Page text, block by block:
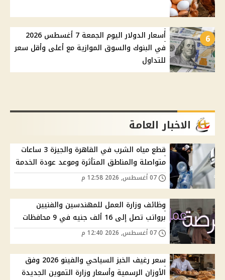
6
أسعار الدولار اليوم الجمعة 7 أغسطس 2026
في البنوك والسوق الموازية مع أعلى وأقل سعر
للتداول
الاخبار العامة
قطع مياه الشرب في القاهرة والجيزة 3 ساعات
متواصلة والمناطق المتأثرة وموعد عودة الخدمة
وظائف وزارة العمل للمهندسين والفنيين
برواتب تصل إلى 16 ألف جنيه في 9 محافظات
سعر رغيف الخبز السياحي والفينو 2026 وفق
الأوزان الرسمية وأسعار وزارة التموين الجديدة